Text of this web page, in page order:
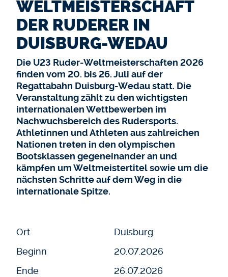
WELTMEISTERSCHAFT
DER RUDERER IN
DUISBURG-WEDAU
Die U23 Ruder-Weltmeisterschaften 2026
finden vom 20. bis 26. Juli auf der
Regattabahn Duisburg-Wedau statt. Die
Veranstaltung zählt zu den wichtigsten
internationalen Wettbewerben im
Nachwuchsbereich des Rudersports.
Athletinnen und Athleten aus zahlreichen
Nationen treten in den olympischen
Bootsklassen gegeneinander an und
kämpfen um Weltmeistertitel sowie um die
nächsten Schritte auf dem Weg in die
internationale Spitze.
Ort
Duisburg
Beginn
20.07.2026
Ende
26.07.2026